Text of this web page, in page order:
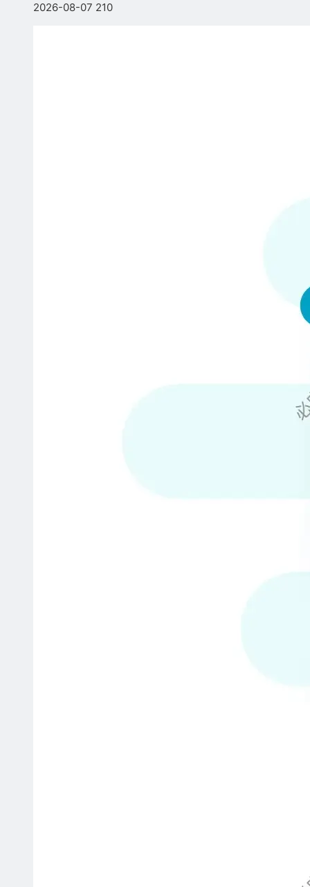
2026-08-07 210